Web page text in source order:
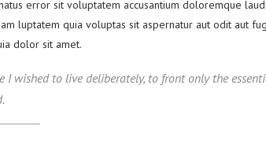
error sit voluptatem accusantium doloremque
luptatem quia voluptas sit aspernatur aut odit aut
dolor sit amet.
I wished to live deliberately, to front only the